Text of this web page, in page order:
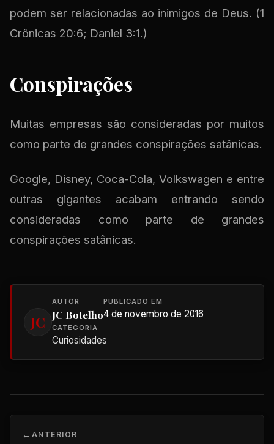
podem ser relacionadas ao inimigos de Deus. (1
Crônicas 20:6; Daniel 3:1.)
Conspirações
Muitas empresas são consideradas por muitos
como parte de grandes conspirações satânicas.
Google, Disney, Coca-Cola, Volkswagen e entre
outras gigantes acabam entrando sendo
consideradas como parte de grandes
conspirações satânicas.
JC
AUTOR
JC Botelho
PUBLICADO EM
4 de novembro de 2016
CATEGORIA
Curiosidades
ANTERIOR